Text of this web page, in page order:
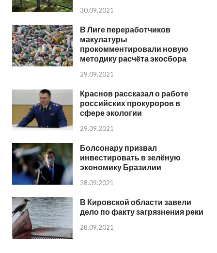
30.09.2021
В Лиге переработчиков
макулатуры
прокомментировали новую
методику расчёта экосбора
29.09.2021
Краснов рассказал о работе
российских прокуроров в
сфере экологии
29.09.2021
Болсонару призвал
инвестировать в зелёную
экономику Бразилии
28.09.2021
В Кировской области завели
дело по факту загрязнения реки
28.09.2021